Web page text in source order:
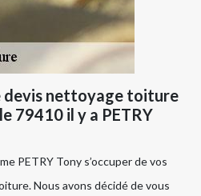
devis nettoyage toiture
79410 il y a PETRY
PETRY Tony s’occuper de vos
Nous avons décidé de vous